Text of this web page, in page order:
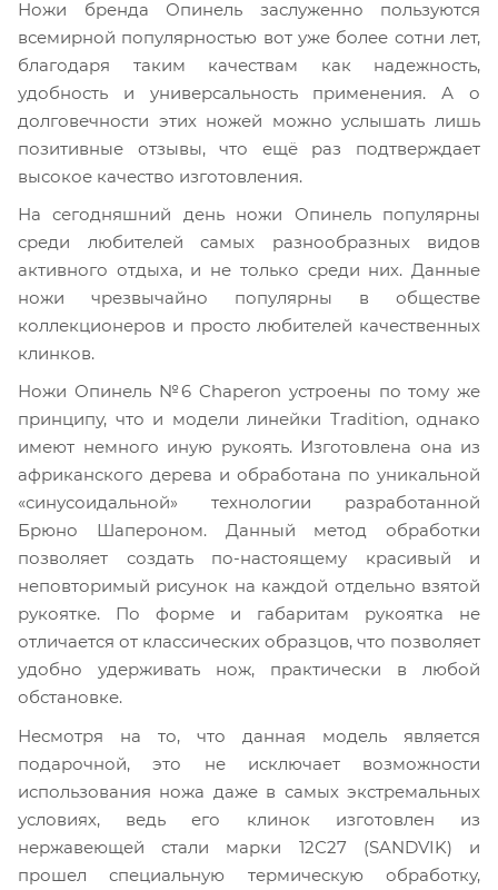
Ножи бренда Опинель заслуженно пользуются
всемирной популярностью вот уже более сотни лет,
благодаря таким качествам как надежность,
удобность и универсальность применения. А о
долговечности этих ножей можно услышать лишь
позитивные отзывы, что ещё раз подтверждает
высокое качество изготовления.
На сегодняшний день ножи Опинель популярны
среди любителей самых разнообразных видов
активного отдыха, и не только среди них. Данные
ножи чрезвычайно популярны в обществе
коллекционеров и просто любителей качественных
клинков.
Ножи Опинель №6 Chaperon устроены по тому же
принципу, что и модели линейки Tradition, однако
имеют немного иную рукоять. Изготовлена она из
африканского дерева и обработана по уникальной
«синусоидальной» технологии разработанной
Брюно Шапероном. Данный метод обработки
позволяет создать по-настоящему красивый и
неповторимый рисунок на каждой отдельно взятой
рукоятке. По форме и габаритам рукоятка не
отличается от классических образцов, что позволяет
удобно удерживать нож, практически в любой
обстановке.
Несмотря на то, что данная модель является
подарочной, это не исключает возможности
использования ножа даже в самых экстремальных
условиях, ведь его клинок изготовлен из
нержавеющей стали марки 12С27 (SANDVIK) и
прошел специальную термическую обработку,